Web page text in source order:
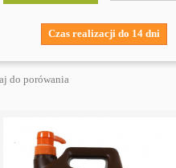
Czas realizacji do 14 dni
do porówania